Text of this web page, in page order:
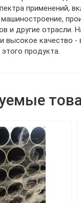
применений,
и другие отрасли.
высокое качество -
продукта.